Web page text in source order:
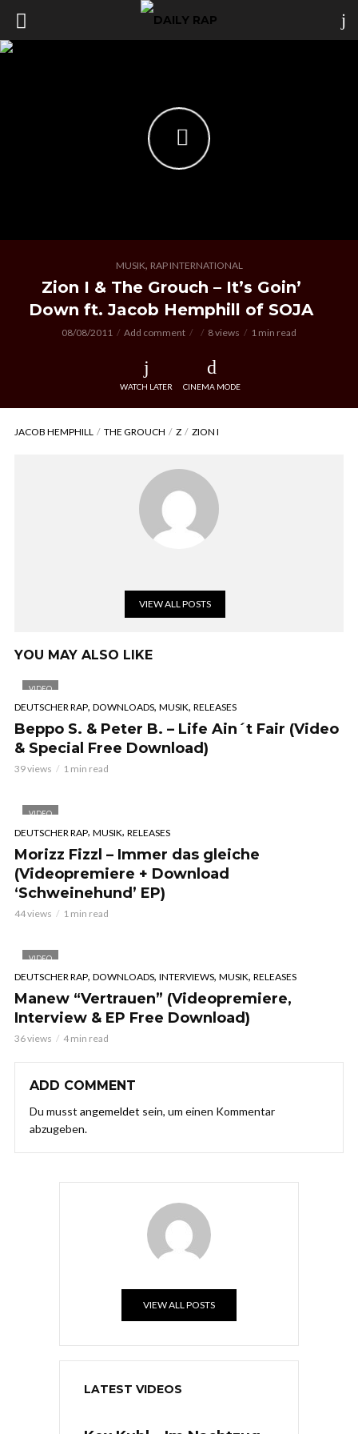
MUSIK, RAP INTERNATIONAL
Zion I & The Grouch – It’s Goin’
Down ft. Jacob Hemphill of SOJA
08/08/2011 Add comment 8 views 1 min read
WATCH LATER CINEMA MODE
JACOB HEMPHILL THE GROUCH Z ZION I
VIEW ALL POSTS
YOU MAY ALSO LIKE
VIDEO
DEUTSCHER RAP, DOWNLOADS, MUSIK, RELEASES
Beppo S. & Peter B. – Life Ain´t Fair (Video
& Special Free Download)
39 views 1 min read
VIDEO
DEUTSCHER RAP, MUSIK, RELEASES
Morizz Fizzl – Immer das gleiche
(Videopremiere + Download
‘Schweinehund’ EP)
44 views 1 min read
VIDEO
DEUTSCHER RAP, DOWNLOADS, INTERVIEWS, MUSIK, RELEASES
Manew “Vertrauen” (Videopremiere,
Interview & EP Free Download)
36 views 4 min read
ADD COMMENT
Du musst angemeldet sein, um einen Kommentar
abzugeben.
VIEW ALL POSTS
LATEST VIDEOS